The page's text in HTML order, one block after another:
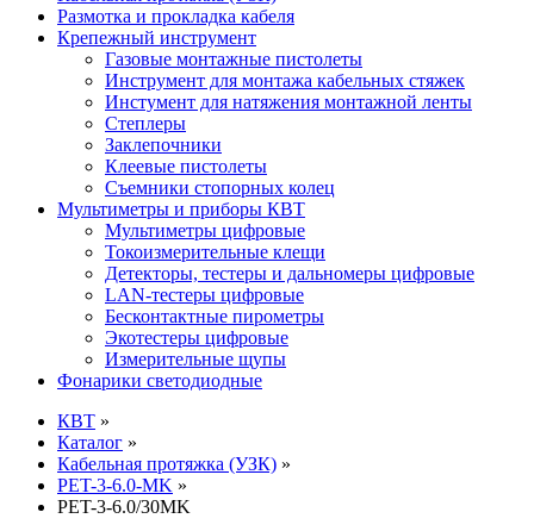
Размотка и прокладка кабеля
Крепежный инструмент
Газовые монтажные пистолеты
Инструмент для монтажа кабельных стяжек
Инстумент для натяжения монтажной ленты
Степлеры
Заклепочники
Клеевые пистолеты
Съемники стопорных колец
Мультиметры и приборы КВТ
Мультиметры цифровые
Токоизмерительные клещи
Детекторы, тестеры и дальномеры цифровые
LAN-тестеры цифровые
Бесконтактные пирометры
Экотестеры цифровые
Измерительные щупы
Фонарики светодиодные
КВТ »
Каталог »
Кабельная протяжка (УЗК) »
PET-3-6.0-MK »
PET-3-6.0/30MK